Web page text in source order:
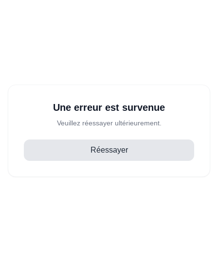
Une erreur est survenue
Veuillez réessayer ultérieurement.
Réessayer